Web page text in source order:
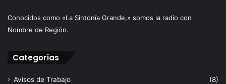
Conocidos como «La Sintonía Grande,» somos la radio con
Nombre de Región.
Categorías
Avisos de Trabajo
(8)